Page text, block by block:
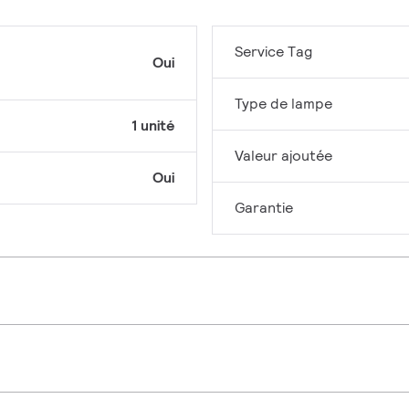
Oui
1 unité
Oui
Service Tag
Type de lampe
Valeur ajoutée
Garantie